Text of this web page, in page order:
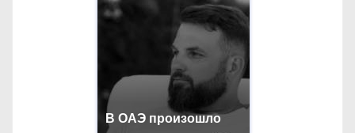
В ОАЭ произошло